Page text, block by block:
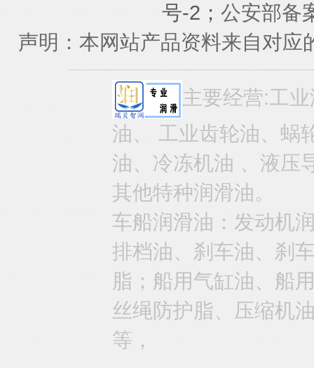
号-2；公安部备
声明：本网站产品资料来自对
主要经营:工
油、 工业齿轮油、蜗
油、冷冻机油 、液压
其他特种润滑油。
车船润滑油：发动机
排档油、刹车油、刹
脂；船用气缸油、船
丝绳防护脂、压缩机
等，